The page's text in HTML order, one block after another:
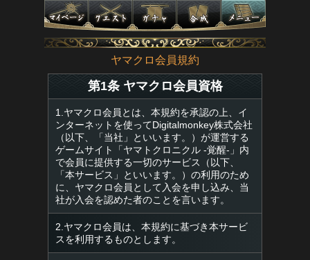
ヤマクロ会員規約
第1条 ヤマクロ会員資格
1.ヤマクロ会員とは、本規約を承認の上、イ
ンターネットを使ってDigitalmonkey株式会社
（以下、「当社」といいます。）が運営する
ゲームサイト「ヤマトクロニクル -覚醒-」内
で会員に提供する一切のサービス（以下、
「本サービス」といいます。）の利用のため
に、ヤマクロ会員として入会を申し込み、当
社が入会を認めた者のことを言います。
2.ヤマクロ会員は、本規約に基づき本サービ
スを利用するものとします。